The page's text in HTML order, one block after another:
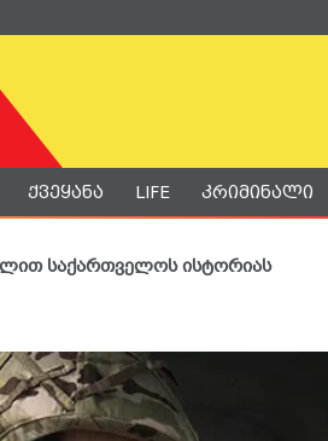
ქვეყანა LIFE კრიმინალი
საქართველოს ისტორიას